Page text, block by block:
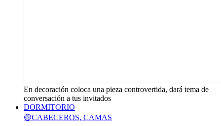
En decoración coloca una pieza controvertida, dará tema de
conversación a tus invitados
DORMITORIO
🟡CABECEROS, CAMAS